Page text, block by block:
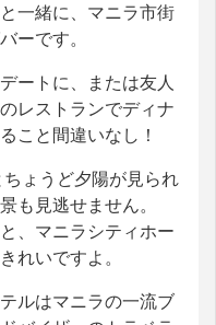
一緒に、マニラ市街
ーです。
ートに、または友人
レストランでディナ
こと間違いなし！
ょうど夕陽が見られ
も見逃せません。
、マニラシティホー
れいですよ。
ルはマニラの一流ブ